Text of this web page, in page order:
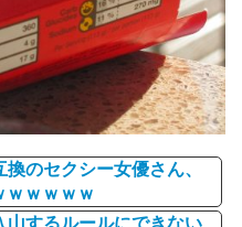
換のセクシー女優さん、
ｗｗｗｗ
するルールにできない